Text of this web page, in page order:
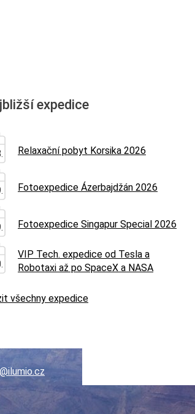
expedice
Relaxační pobyt Korsika 2026
Fotoexpedice Ázerbajdžán 2026
Fotoexpedice Singapur Special 2026
VIP Tech. expedice od Tesla a
Robotaxi až po SpaceX a NASA
všechny expedice